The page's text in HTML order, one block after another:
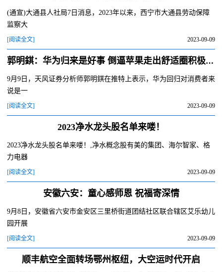
(通宣)大通县人社局7日消息，2023年以来，西宁市大通县劳动保障
监察大
[阅读全文] 2023-09-09
郭明錤：华为归来是好事 倒逼苹果走出舒适圈积极创新
9月9日，天风证券分析师郭明錤在推特上表示，华为回归对消费者来
说是一
[阅读全文] 2023-09-09
2023净水龙头股名单来喽！
2023净水龙头股名单来喽！,净水概念股有美的集团、海尔智家、格
力电器
[阅读全文] 2023-09-09
安徽六安：童心感师恩 祝福寄深情
9月8日，安徽省六安市金安区三里桥街道团结社区联合辖区艾乐幼儿
园开展
[阅读全文] 2023-09-09
顺丰航空全面转场鄂州枢纽，大空运时代开启